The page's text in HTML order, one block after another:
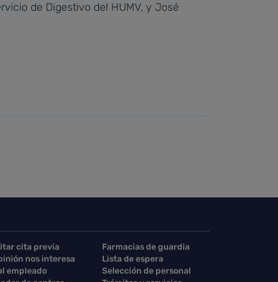
de Digestivo del HUMV, y José
cita previa
Farmacias de guardia
nos interesa
Lista de espera
empleado
Selección de personal